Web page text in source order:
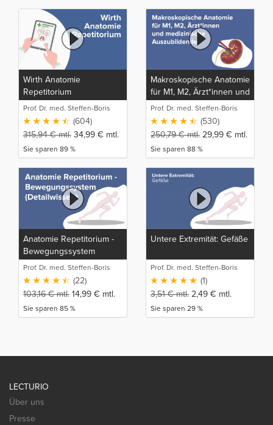
Wirth Anatomie
Repetitorium
Prof. Dr. med. Steffen-Boris
Wirth (1)
(604)
315,94€mtl. 34,99 € mtl.
Sie sparen 89 %
Makroskopische Anatomie
für M1, M2, Ärzt*innen und
medizinische
Auszubildende
Prof. Dr. med. Steffen-Boris
Wirth (1)
(530)
250,79€mtl. 29,99 € mtl.
Sie sparen 88 %
Anatomie Repetitorium -
Bewegungssystem
(Detailwissen)
Prof. Dr. med. Steffen-Boris
Wirth (1)
(22)
103,16€mtl. 14,99 € mtl.
Sie sparen 85 %
Untere Extremität: Gefäße
Prof. Dr. med. Steffen-Boris
Wirth (1)
(1)
3,51€mtl. 2,49 € mtl.
Sie sparen 29 %
LECTURIO
Über uns
Presse